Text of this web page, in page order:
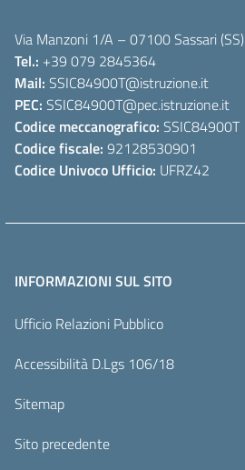
Via Manzoni 1/A – 07100 Sassari (SS)
Tel.: +39 079 2845364
Mail: SSIC84900T@istruzione.it
PEC: SSIC84900T@pec.istruzione.it
Codice meccanografico: SSIC84900T
Codice fiscale: 92128530901
Codice Univoco Ufficio: UFRZ42
INFORMAZIONI SUL SITO
Ufficio Relazioni Pubblico
Accessibilità D.Lgs 106/18
Sitemap
Sito precedente